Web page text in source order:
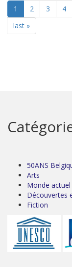
1 2 3 4
last »
50ANS
Arts
Monde actuel
Découvertes
Fiction